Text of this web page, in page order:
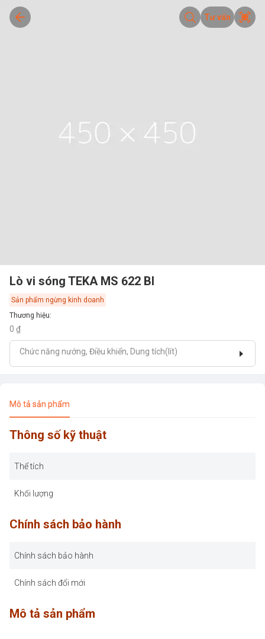
Tư vấn
Lò vi sóng TEKA MS 622 BI
Sản phẩm ngừng kinh doanh
Thương hiệu:
0 ₫
Chức năng nướng, Điều khiển, Dung tích(lít)
Mô tả sản phẩm
Thông số kỹ thuật
Thể tích
Khối lượng
Chính sách bảo hành
Chính sách bảo hành
Chính sách đổi mới
Mô tả sản phẩm